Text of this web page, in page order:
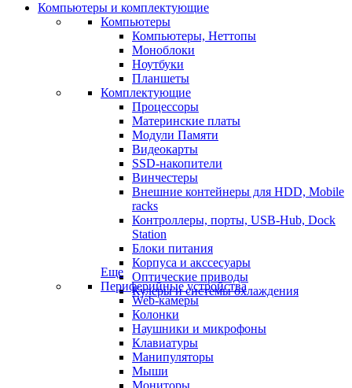
Компьютеры и комплектующие
Компьютеры
Компьютеры, Неттопы
Моноблоки
Ноутбуки
Планшеты
Комплектующие
Процессоры
Материнские платы
Модули Памяти
Видеокарты
SSD-накопители
Винчестеры
Внешние контейнеры для HDD, Mobile
racks
Контроллеры, порты, USB-Hub, Dock
Station
Блоки питания
Корпуса и акссесуары
Оптические приводы
Кулеры и системы охлаждения
Еще
Периферийные устройства
Web-камеры
Колонки
Наушники и микрофоны
Клавиатуры
Манипуляторы
Мыши
Мониторы